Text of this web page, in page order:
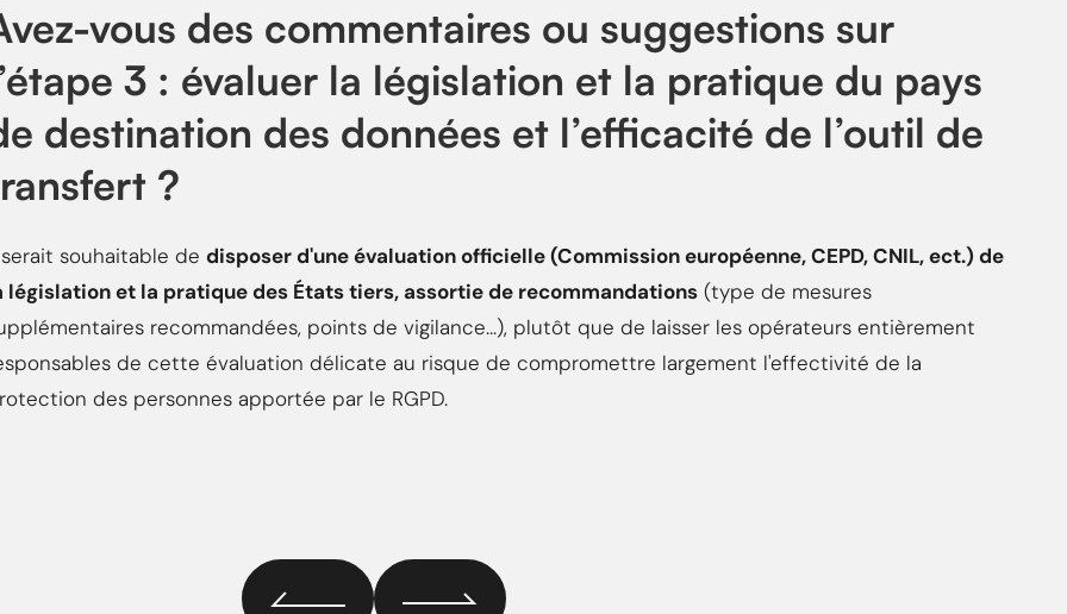
vous des commentaires ou suggestions sur
3 : évaluer la législation et la pratique du pays
destination des données et l’efficacité de l’outil de
?
souhaitable dedisposer d'une évaluation officielle (Commission européenne, CEPD, CNIL, ect.) de
législation et la pratique des États tiers, assortie de recommandations (type de mesures
recommandées, points de vigilance...), plutôt que de laisser les opérateurs entièrement
de cette évaluation délicate au risque de compromettre largement l'effectivité de la
des personnes apportée par le RGPD.